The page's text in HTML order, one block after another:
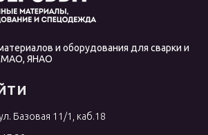
и оборудования для сварки и
ЯНАО
Базовая 11/1, каб.18